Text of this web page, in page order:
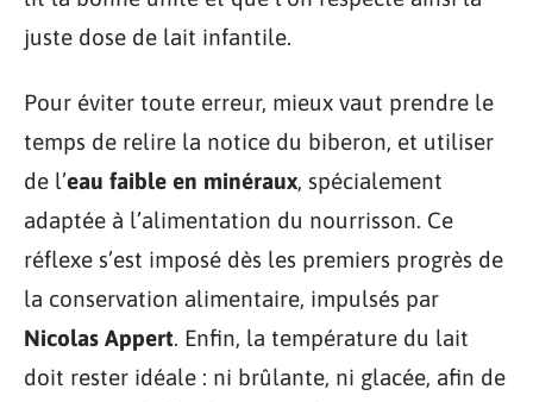
juste dose de lait infantile.
Pour éviter toute erreur, mieux vaut prendre le
temps de relire la notice du biberon, et utiliser
de l’eau faible en minéraux, spécialement
adaptée à l’alimentation du nourrisson. Ce
réflexe s’est imposé dès les premiers progrès de
la conservation alimentaire, impulsés par
Nicolas Appert. Enfin, la température du lait
doit rester idéale : ni brûlante, ni glacée, afin de